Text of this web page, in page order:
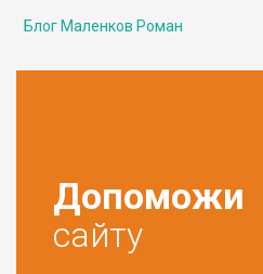
Блог Маленков Роман
Допоможи
сайту